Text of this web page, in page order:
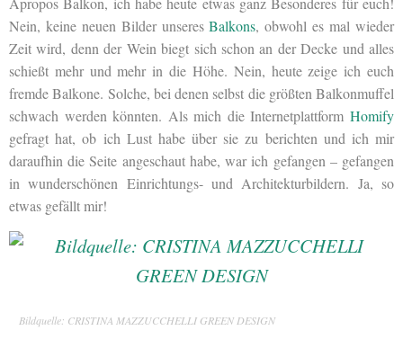
Nein, keine neuen Bilder unseresBalkons, obwohl es mal wieder
Zeit wird, denn der Wein biegt sich schon an der Decke und alles
schießt mehr und mehr in die Höhe. Nein, heute zeige ich euch
fremde Balkone. Solche, bei denen selbst die größten Balkonmuffel
schwach werden könnten. Als mich die Internetplattform Homify
gefragt hat, ob ich Lust habe über sie zu berichten und ich mir
daraufhin die Seite angeschaut habe, war ich gefangen – gefangen
in wunderschönen Einrichtungs- und Architekturbildern. Ja, so
etwas gefällt mir!
Bildquelle: CRISTINA MAZZUCCHELLI GREEN DESIGN